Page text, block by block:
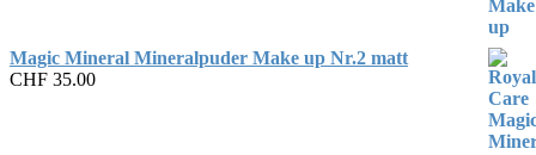
Magic Mineral Mineralpuder Make up Nr.2 matt
CHF 35.00